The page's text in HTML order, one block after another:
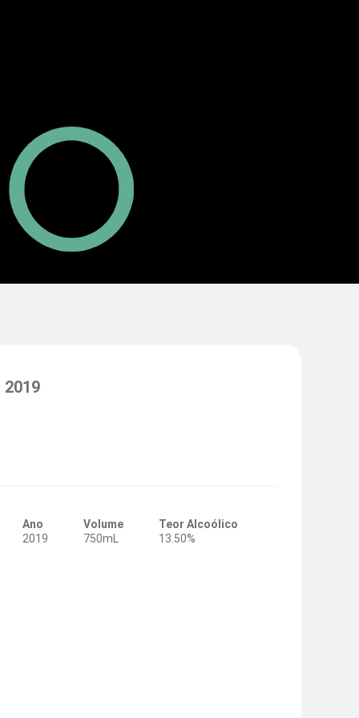
2019
Ano
2019
Volume
750mL
Teor Alcoólico
13.50%